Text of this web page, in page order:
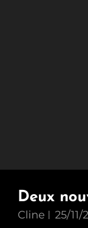
Deux
Cline 25/11/